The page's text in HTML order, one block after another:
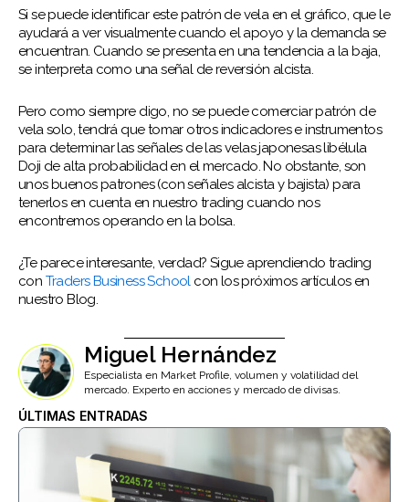
Si se puede identificar este patrón de vela en el gráfico, que le
ayudará a ver visualmente cuando el apoyo y la demanda se
encuentran. Cuando se presenta en una tendencia a la baja,
se interpreta como una señal de reversión alcista.
Pero como siempre digo, no se puede comerciar patrón de
vela solo, tendrá que tomar otros indicadores e instrumentos
para determinar las señales de las velas japonesas libélula
Doji de alta probabilidad en el mercado. No obstante, son
unos buenos patrones (con señales alcista y bajista) para
tenerlos en cuenta en nuestro trading cuando nos
encontremos operando en la bolsa.
¿Te parece interesante, verdad? Sigue aprendiendo trading
con Traders Business Schoolcon los próximos artículos en
nuestro Blog.
Miguel Hernández
Especialista en Market Profile, volumen y volatilidad del
mercado. Experto en acciones y mercado de divisas.
ÚLTIMAS ENTRADAS